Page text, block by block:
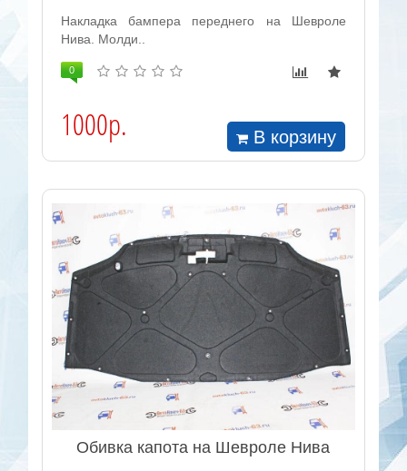
Накладка бампера переднего на Шевроле
Нива. Молди..
0
1000р. В корзину
Обивка капота на Шевроле Нива